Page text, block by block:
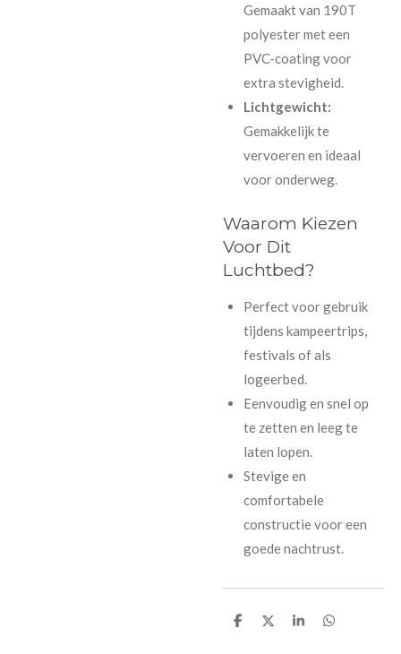
Gemaakt van 190T
polyester met een
PVC-coating voor
extra stevigheid.
Lichtgewicht:
Gemakkelijk te
vervoeren en ideaal
voor onderweg.
Waarom Kiezen
Voor Dit
Luchtbed?
Perfect voor gebruik
tijdens kampeertrips,
festivals of als
logeerbed.
Eenvoudig en snel op
te zetten en leeg te
laten lopen.
Stevige en
comfortabele
constructie voor een
goede nachtrust.
D
D
S
D